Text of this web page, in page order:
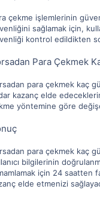
çekme işlemlerinin
sağlamak için,
kontrol edildikten
Para Çekmek
para çekmek kaç
kazanç elde
yöntemine göre
para çekmek kaç
bilgilerinin
için 24 saatten
elde etmenizi